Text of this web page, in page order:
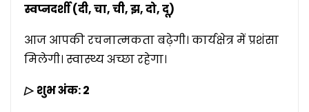
स्वप्नदर्शी (दी, चा, ची, झ, दो, दू)
आज आपकी रचनात्मकता बढ़ेगी। कार्यक्षेत्र में प्रशंसा
मिलेगी। स्वास्थ्य अच्छा रहेगा।
▷ शुभ अंक: 2